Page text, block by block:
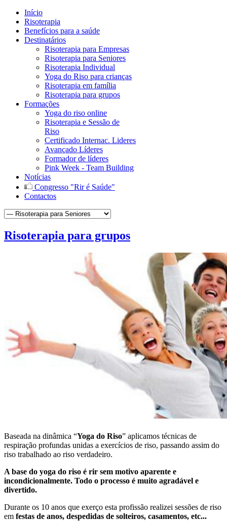
Início
Risoterapia
Benefícios para a saúde
Destinatários
Risoterapia para Empresas
Risoterapia para Seniores
Risoterapia Individual
Yoga do Riso para crianças
Risoterapia em família
Risoterapia para grupos
Formações
Yoga do riso online
Risoterapia e Sessão de
Riso
Certificado Internac. Lideres
Avançado Líderes
Formador de líderes
Pink Week - Team Building
Notícias
Congresso "Rir é Saúde"
Contactos
Risoterapia para grupos
Baseada na dinâmica “Yoga do Riso” aplicamos técnicas de
respiração profundas unidas a exercícios de riso, passando assim do
riso trabalhado ao riso verdadeiro.
A base do yoga do riso é rir sem motivo aparente e
incondicionalmente. Todo o processo é muito agradável e
divertido.
Durante os 10 anos que exerço esta profissão realizei sessões de riso
em festas de anos, despedidas de solteiros, casamentos, etc...